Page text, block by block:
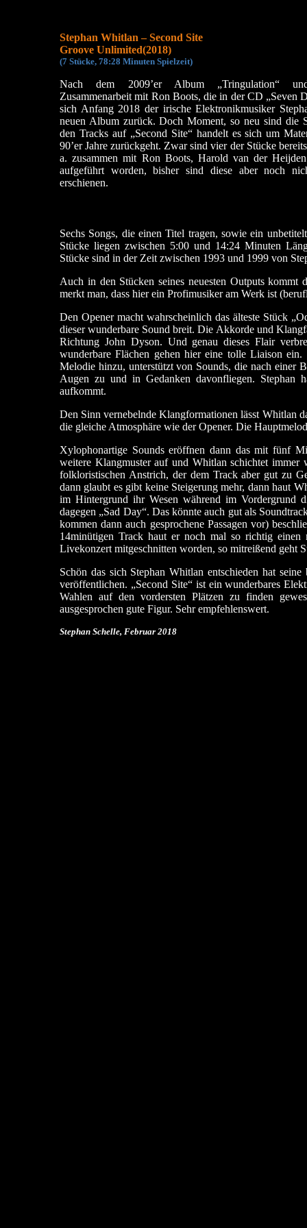
Stephan Whitlan – Second Site
Groove Unlimited(2018)
(7 Stücke, 78:28 Minuten Spielzeit)
Nach dem 2009’er Album „Tringulation“
Zusammenarbeit mit Ron Boots, die in der CD „Seven
sich Anfang 2018 der irische Elektronikmusiker
neuen Album zurück. Doch Moment, so neu sind die
den Tracks auf „Second Site“ handelt es sich um
90’er Jahre zurückgeht. Zwar sind vier der Stücke
a. zusammen mit Ron Boots, Harold van der
aufgeführt worden, bisher sind diese aber noch
erschienen.
Sechs Songs, die einen Titel tragen, sowie ein
Stücke liegen zwischen 5:00 und 14:24 Minuten
Stücke sind in der Zeit zwischen 1993 und 1999 von
Auch in den Stücken seines neuesten Outputs
merkt man, dass hier ein Profimusiker am Werk ist
Den Opener macht wahrscheinlich das älteste Stück
dieser wunderbare Sound breit. Die Akkorde und
Richtung John Dyson. Und genau dieses Flair
wunderbare Flächen gehen hier eine tolle Liaison
Melodie hinzu, unterstützt von Sounds, die nach einer
Augen zu und in Gedanken davonfliegen. Stephan
aufkommt.
Den Sinn vernebelnde Klangformationen lässt Whitlan
die gleiche Atmosphäre wie der Opener. Die
Xylophonartige Sounds eröffnen dann das mit fünf
weitere Klangmuster auf und Whitlan schichtet immer
folkloristischen Anstrich, der dem Track aber gut zu
dann glaubt es gibt keine Steigerung mehr, dann haut
im Hintergrund ihr Wesen während im Vordergrund
dagegen „Sad Day“. Das könnte auch gut als
kommen dann auch gesprochene Passagen vor)
14minütigen Track haut er noch mal so richtig
Livekonzert mitgeschnitten worden, so mitreißend geht
Schön das sich Stephan Whitlan entschieden hat
veröffentlichen. „Second Site“ ist ein wunderbares
Wahlen auf den vordersten Plätzen zu finden
ausgesprochen gute Figur. Sehr empfehlenswert.
Stephan Schelle, Februar 2018